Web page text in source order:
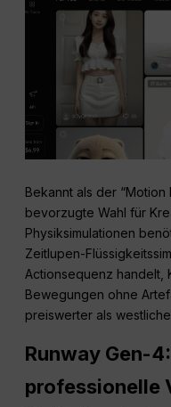
Bekannt als der “Motion
bevorzugte Wahl für
Physiksimulationen
Zeitlupen-
Actionsequenz handelt,
Bewegungen ohne
preiswerter als
Runway Gen-
professionelle